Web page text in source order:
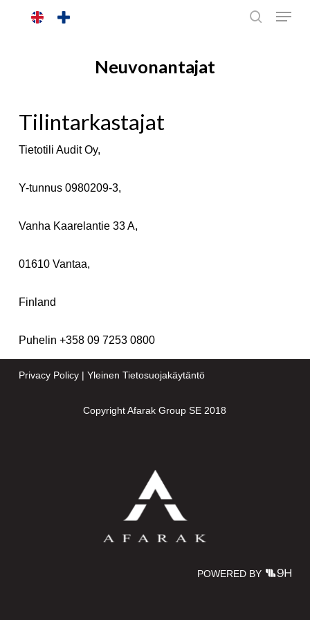
Neuvonantajat
Tilintarkastajat
Tietotili Audit Oy,
Y-tunnus 0980209-3,
Vanha Kaarelantie 33 A,
01610 Vantaa,
Finland
Puhelin +358 09 7253 0800
Privacy Policy| Yleinen Tietosuojakäytäntö
Copyright Afarak Group SE 2018
POWERED BY